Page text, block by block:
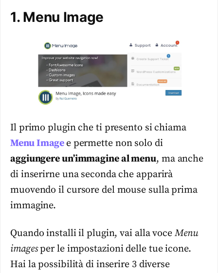
1. Menu Image
Il primo plugin che ti presento si chiama
Menu Image e permette non solo di
aggiungere un’immagine al menu, ma anche
di inserirne una seconda che apparirà
muovendo il cursore del mouse sulla prima
immagine.
Quando installi il plugin, vai alla voce Menu
imagesper le impostazioni delle tue icone.
Hai la possibilità di inserire 3 diverse